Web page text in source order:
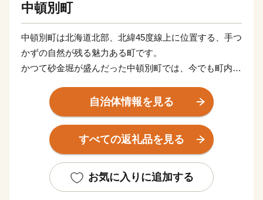
中頓別町
中頓別町は北海道北部、北緯45度線上に位置する、手つ
かずの自然が残る魅力ある町です。
かつて砂金堀が盛んだった中頓別町では、今でも町内を
ができます。
深い森や豊かな清流など雄大な自然に恵まれ、一年を通
して寒暖差が大きいことから、四季折々の自然を体感す
ることができます。
はちみつ等が町の特産品として有名です。
自治体情報を見る
すべての返礼品を見る
お気に入りに追加する